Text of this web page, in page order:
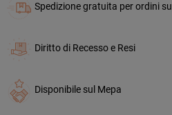
Spedizione gratuita per ordini
Diritto di Recesso e Resi
Disponibile sul Mepa